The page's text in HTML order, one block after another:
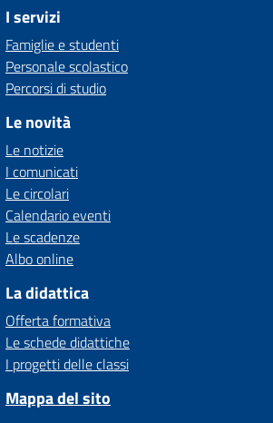
I servizi
Famiglie e studenti
Personale scolastico
Percorsi di studio
Le novità
Le notizie
I comunicati
Le circolari
Calendario eventi
Le scadenze
Albo online
La didattica
Offerta formativa
Le schede didattiche
I progetti delle classi
Mappa del sito